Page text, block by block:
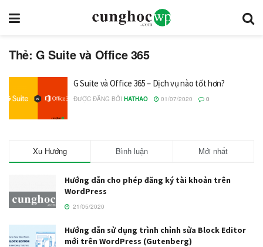
Thẻ: G Suite và Office 365
G Suite và Office 365 – Dịch vụ nào tốt hơn?
ĐƯỢC ĐĂNG BỞI HATHAO 01/07/2020 0
Xu Hướng Bình luận Mới nhất
Hướng dẫn cho phép đăng ký tài khoản trên
WordPress
21/05/2020
Hướng dẫn sử dụng trình chỉnh sửa Block Editor
mới trên WordPress (Gutenberg)